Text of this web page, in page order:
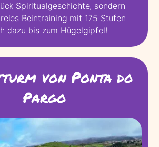
Spiritualgeschichte, sondern
Beintraining mit 175 Stufen
dazu bis zum Hügelgipfel!
von Ponta do
Pargo